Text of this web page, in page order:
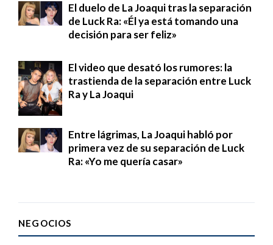
El duelo de La Joaqui tras la separación
de Luck Ra: «Él ya está tomando una
decisión para ser feliz»
El video que desató los rumores: la
trastienda de la separación entre Luck
Ra y La Joaqui
Entre lágrimas, La Joaqui habló por
primera vez de su separación de Luck
Ra: «Yo me quería casar»
NEGOCIOS